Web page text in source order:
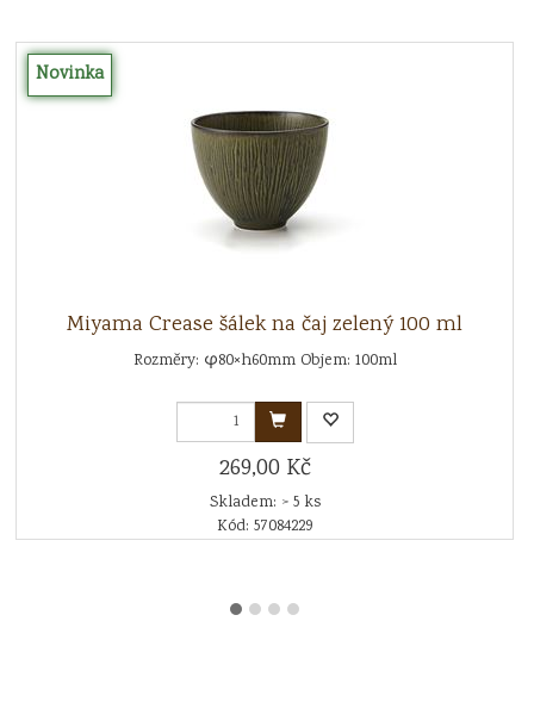
Novinka
Miyama Crease šálek na čaj zelený 100 ml
Rozměry: φ80×h60mm Objem: 100ml
269,00 Kč
Skladem: > 5 ks
Kód: 57084229